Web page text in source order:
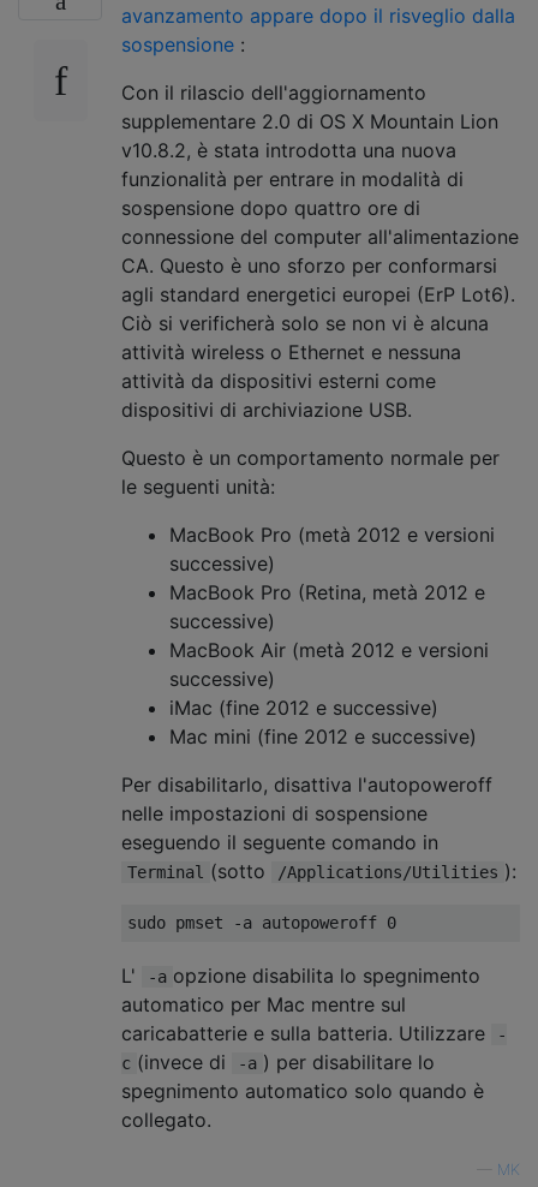
avanzamento appare dopo il risveglio dalla
sospensione :
Con il rilascio dell'aggiornamento
supplementare 2.0 di OS X Mountain Lion
v10.8.2, è stata introdotta una nuova
funzionalità per entrare in modalità di
sospensione dopo quattro ore di
connessione del computer all'alimentazione
CA. Questo è uno sforzo per conformarsi
agli standard energetici europei (ErP Lot6).
Ciò si verificherà solo se non vi è alcuna
attività wireless o Ethernet e nessuna
attività da dispositivi esterni come
dispositivi di archiviazione USB.
Questo è un comportamento normale per
le seguenti unità:
MacBook Pro (metà 2012 e versioni
successive)
MacBook Pro (Retina, metà 2012 e
successive)
MacBook Air (metà 2012 e versioni
successive)
iMac (fine 2012 e successive)
Mac mini (fine 2012 e successive)
Per disabilitarlo, disattiva l'autopoweroff
nelle impostazioni di sospensione
eseguendo il seguente comando in
Terminal (sotto /Applications/Utilities ):
L' -a opzione disabilita lo spegnimento
automatico per Mac mentre sul
caricabatterie e sulla batteria. Utilizzare
-
c (invece di -a ) per disabilitare lo
spegnimento automatico solo quando è
collegato.
MK